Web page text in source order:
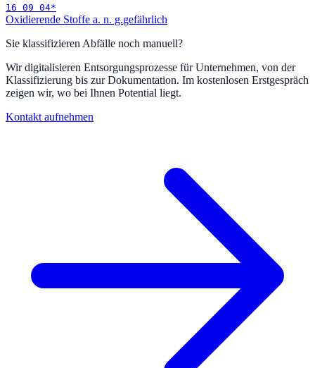
16 09 04*
Oxidierende Stoffe a. n. g.gefährlich
Sie klassifizieren Abfälle noch manuell?
Wir digitalisieren Entsorgungsprozesse für Unternehmen, von der
Klassifizierung bis zur Dokumentation. Im kostenlosen Erstgespräch
zeigen wir, wo bei Ihnen Potential liegt.
Kontakt aufnehmen